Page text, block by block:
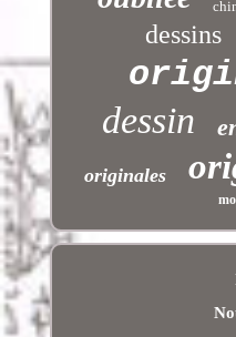
dessins
dessin
originales